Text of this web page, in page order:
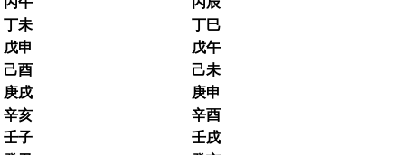
丁未
丁巳
戊申
戊午
己酉
己未
庚戌
庚申
辛亥
辛酉
壬子
壬戌